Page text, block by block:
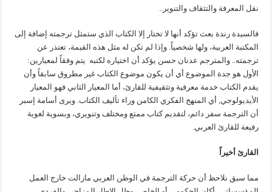
نقل المعرفة والتثقاف والتنوير..
فالسيدة رندة بعث تؤكد أنها لا تختار إلا الكتاب الذي ستمثل ترجمته إضافة إلى
المكتبة العربية، ولها شخصياً. وإذا لم تكن له مثل هذه القيمة، تعتذر عن
ترجمته.. والمترجم عدنان حسن يؤكد أن اختياره لكتبه يتم وفقاً لمعيارين:
الأول هو جدة الموضوع أي أن يكون موضوع الكتاب غير مطروق سابقاً وأن
يقدم الكتاب خدمة معرفية وتثقيفية للقارئ، أما المعيار الثاني فهو المعيار
الأيديولوجي, أي المنهج الفكري الكامن وراء تأليف الكتاب. ويرى أسامة إسبر
أن الترجمة سفر دائم، لتقديم كتاب ممتع ومختلف وتنويري، وبسوية لغوية
رفيعة للقارئ العربي.
القارئ أخيراً
مما سبق نلاحظ أن حركة الترجمة في الوطن العربي مازالت خارج العمل